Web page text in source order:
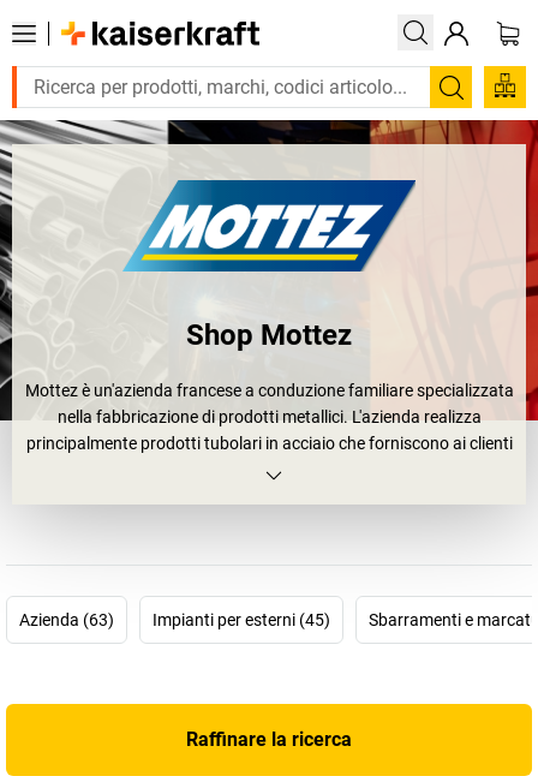
Trova
Shop Mottez
Mottez è un'azienda francese a conduzione familiare specializzata
nella fabbricazione di prodotti metallici. L'azienda realizza
principalmente prodotti tubolari in acciaio che forniscono ai clienti
soluzioni per lo stoccaggio, la protezione, il trasporto e la
di produzione. 80 anni di innovazione, impegno e passione!
Azienda (63)
Impianti per esterni (45) Sbarramenti e
Raffinare la ricerca